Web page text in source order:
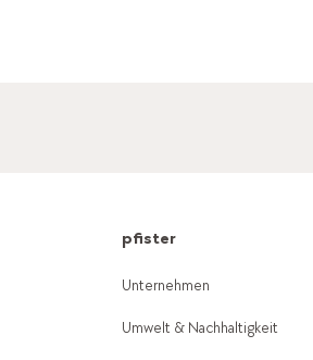
pfister
Unternehmen
Umwelt & Nachhaltigkeit